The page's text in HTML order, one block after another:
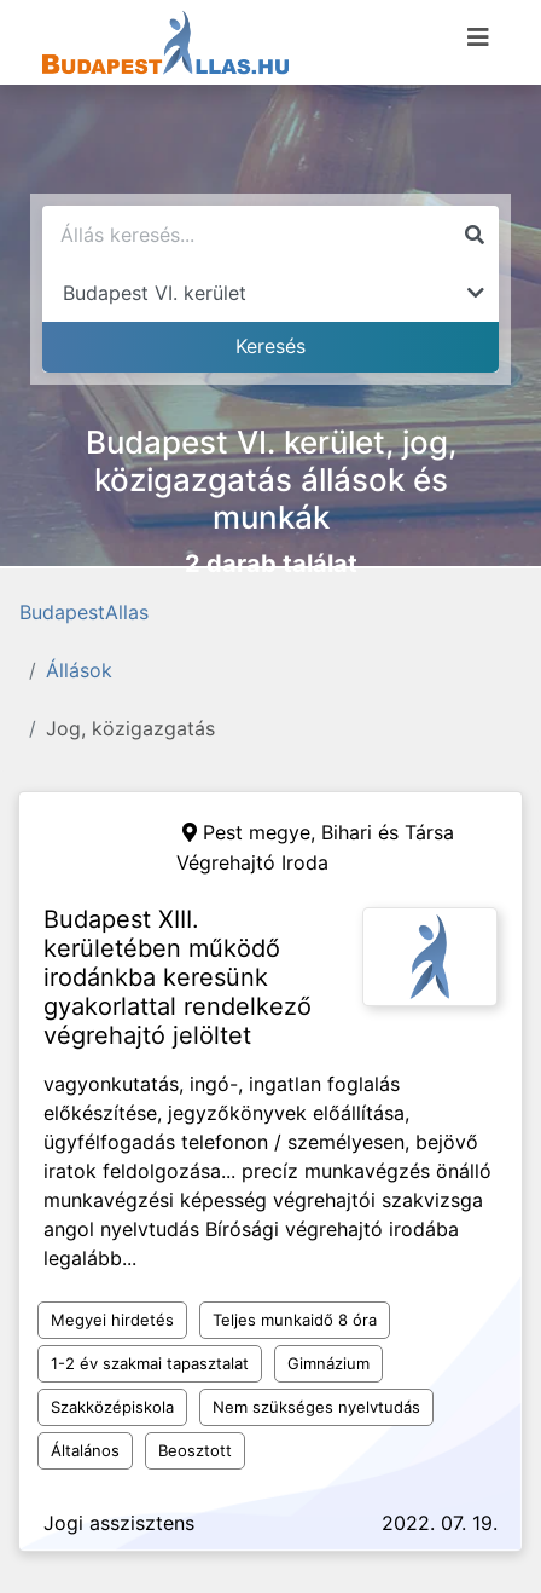
Budapest VI. kerület, jog,
közigazgatás állások és
munkák
2 darab találat
BudapestAllas
Állások
Jog, közigazgatás
Pest megye, Bihari és Társa
Végrehajtó Iroda
Budapest XIII.
kerületében működő
irodánkba keresünk
gyakorlattal rendelkező
végrehajtó jelöltet
vagyonkutatás, ingó-, ingatlan foglalás
előkészítése, jegyzőkönyvek előállítása,
ügyfélfogadás telefonon / személyesen, bejövő
iratok feldolgozása... precíz munkavégzés önálló
munkavégzési képesség végrehajtói szakvizsga
angol nyelvtudás Bírósági végrehajtó irodába
legalább...
Megyei hirdetés Teljes munkaidő 8 óra
1-2 év szakmai tapasztalat Gimnázium
Szakközépiskola Nem szükséges nyelvtudás
Általános Beosztott
Jogi asszisztens 2022. 07. 19.